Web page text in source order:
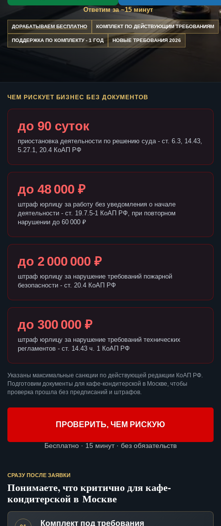
Ответим за ~15 минут
ДОРАБАТЫВАЕМ БЕСПЛАТНО КОМПЛЕКТ ПО ДЕЙСТВУЮЩИМ ТРЕБОВАНИЯМ
ПОДДЕРЖКА ПО КОМПЛЕКТУ - 1 ГОД НОВЫЕ ТРЕБОВАНИЯ 2026
ЧЕМ РИСКУЕТ БИЗНЕС БЕЗ ДОКУМЕНТОВ
до 90 суток
приостановка деятельности по решению суда - ст. 6.3, 14.43,
5.27.1, 20.4 КоАП РФ
до 48 000 ₽
штраф юрлицу за работу без уведомления о начале
деятельности - ст. 19.7.5-1 КоАП РФ, при повторном
нарушении до 60 000 ₽
до 2 000 000 ₽
штраф юрлицу за нарушение требований пожарной
безопасности - ст. 20.4 КоАП РФ
до 300 000 ₽
штраф юрлицу за нарушение требований технических
регламентов - ст. 14.43 ч. 1 КоАП РФ
Указаны максимальные санкции по действующей редакции КоАП РФ.
Подготовим документы для кафе-кондитерской в Москве, чтобы
проверка прошла без предписаний и штрафов.
ПРОВЕРИТЬ, ЧЕМ РИСКУЮ
Бесплатно · 15 минут · без обязательств
СРАЗУ ПОСЛЕ ЗАЯВКИ
Понимаете, что критично для кафе-
кондитерской в Москве
Комплект под требования